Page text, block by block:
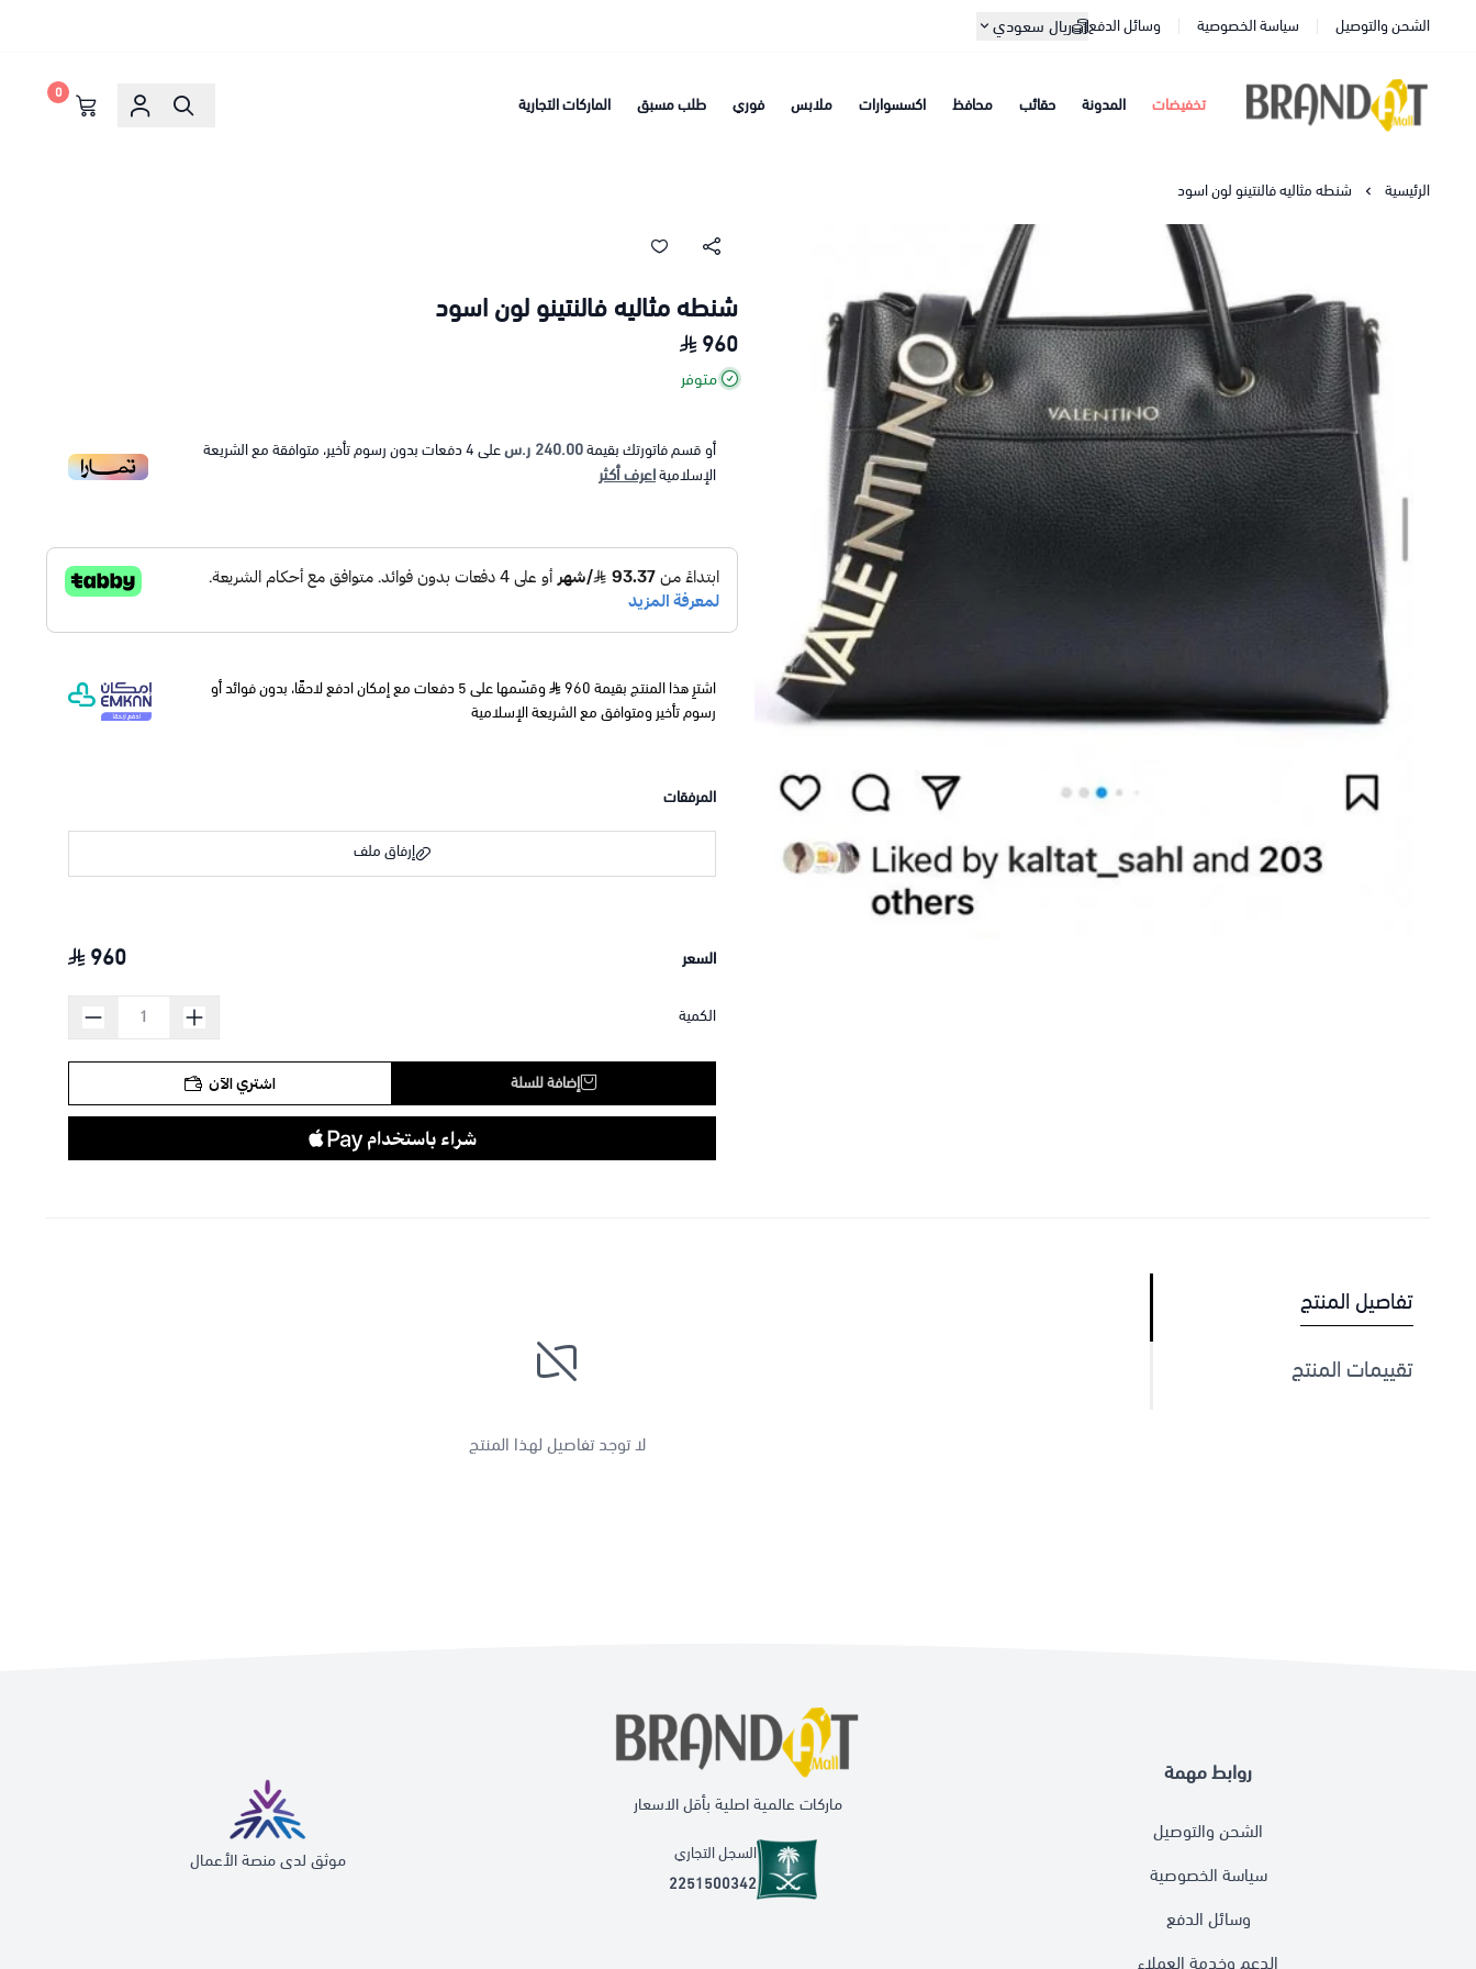
الشحن والتوصيل سياسة الخصوصية وسائل الدفع ريال سعودي
براندات مول تخفيضات المدونة حقائب محافظ اكسسوارات ملابس فوري طلب مسبق الماركات التجارية
0
الرئيسية شنطه مثاليه فالنتينو لون اسود
شنطه مثاليه فالنتينو لون اسود
960
متوفر
أو قسم فاتورتك بقيمة240.00 ر.س على4دفعات بدون رسوم تأخير، متوافقة مع الشريعة
الإسلاميةاعرف أكثر
اشترِ هذا المنتج بقيمة 960
وقسّمها على 5 دفعات مع إمكان ادفع لاحقًا، بدون فوائد أو
رسوم تأخير ومتوافق مع الشريعة الإسلامية
المرفقات
إرفاق ملف
السعر 960
الكمية
إضافة للسلة اشتري الآن
تفاصيل المنتج
تقييمات المنتج
لا توجد تفاصيل لهذا المنتج
روابط مهمة
الشحن والتوصيل
سياسة الخصوصية
وسائل الدفع
الدعم وخدمة العملاء
ماركات عالمية اصلية بأقل الاسعار
السجل التجاري
2251500342
موثق لدى منصة الأعمال